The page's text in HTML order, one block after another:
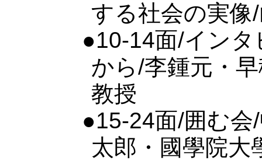
する社会の実像
●10-14面/イン
から/李鍾元・
教授
●15-24面/囲む会
太郎・國學院大